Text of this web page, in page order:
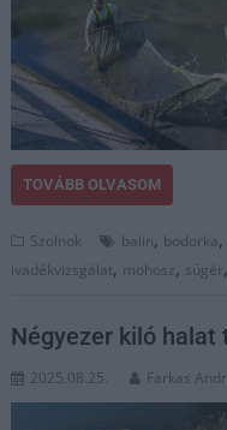
TOVÁBB OLVASOM
Szolnok balin, bodorka,
ivadékvizsgálat, mohosz, sügér,
Négyezer kiló
2025.08.25. Farkas